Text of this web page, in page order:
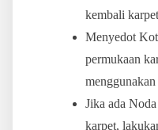
kembali
Menyedot
permukaan
Jika ada
karpet,